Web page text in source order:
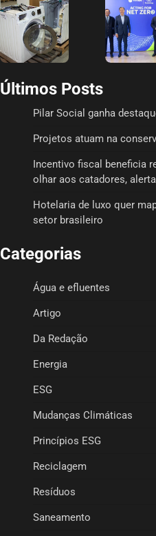
Últimos Posts
Pilar Social ganha
Projetos atuam na
Incentivo fiscal beneficia
olhar aos catadores,
Hotelaria de luxo quer
setor brasileiro
Categorias
Água e efluentes
Artigo
Da Redação
Energia
ESG
Mudanças Climáticas
Princípios ESG
Reciclagem
Resíduos
Saneamento